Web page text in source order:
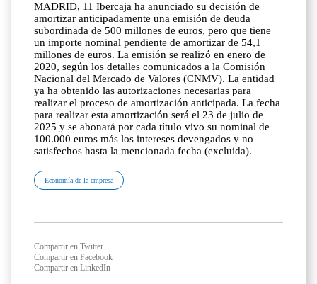
MADRID, 11 Ibercaja ha anunciado su decisión de
amortizar anticipadamente una emisión de deuda
subordinada de 500 millones de euros, pero que tiene
un importe nominal pendiente de amortizar de 54,1
millones de euros. La emisión se realizó en enero de
2020, según los detalles comunicados a la Comisión
Nacional del Mercado de Valores (CNMV). La entidad
ya ha obtenido las autorizaciones necesarias para
realizar el proceso de amortización anticipada. La fecha
para realizar esta amortización será el 23 de julio de
2025 y se abonará por cada título vivo su nominal de
100.000 euros más los intereses devengados y no
satisfechos hasta la mencionada fecha (excluida).
Economía de la empresa
Compartir en Twitter
Compartir en Facebook
Compartir en LinkedIn